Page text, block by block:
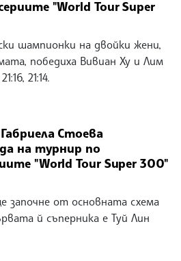
"World Tour Super
шампионки на двойки жени,
победиха Вивиан Ху и Лим
21:14.
Стоева
на турнир по
"World Tour Super 300"
започне от основната схема
й съперника е Туй Лин